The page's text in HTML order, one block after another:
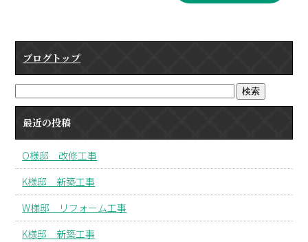
ブログトップ
最近の投稿
O様邸 改修工事
K様邸 新築工事
W様邸 リフォーム工事
K様邸 新築工事